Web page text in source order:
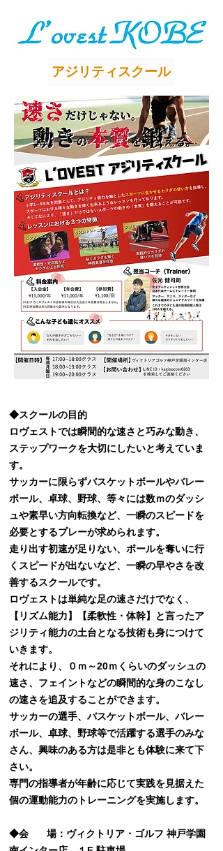
アジリティスクール
◆スクールの目的
ロヴェストでは瞬間的な速さと巧みな動き、
ステップワークを大切にしたいと考えていま
す。
サッカーに限らずバスケットボールやバレー
ボール、卓球、野球、等々には数ｍのダッシ
ュや素早い方向転換など、一瞬のスピードを
必要とするプレーが求められます。
走り出す初速が足りない、ボールを奪いに行
くスピードが出ないなど、一瞬の早やさを改
善するスクールです。
ロヴェストは単純な足の速さだけでなく、
【リズム能力】【柔軟性・体幹】と言ったア
ジリティ能力の土台となる技術も身につけて
いきます。
それにより、０ｍ～20ｍくらいのダッシュの
速さ、フェイントなどの瞬間的な身のこなし
の速さを追及することができます。
サッカーの選手、バスケットボール、バレー
ボール、卓球、野球等で活躍する選手のみな
さん、興味のある方は是非とも体験に来て下
さい。
専門の指導者が年齢に応じて実践を見据えた
個の運動能力のトレーニングを実施します。
◆会 場：ヴィクトリア・ゴルフ 神戸学園